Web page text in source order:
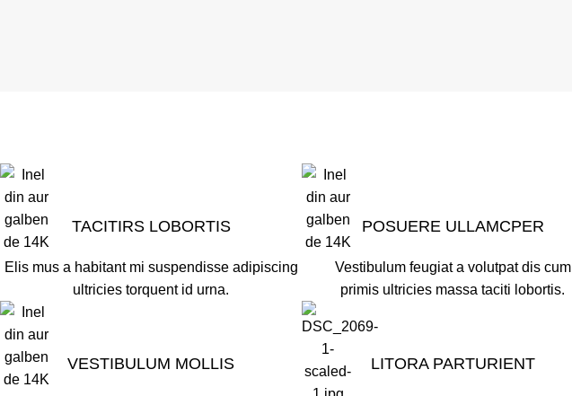
TACITIRS LOBORTIS
Elis mus a habitant mi suspendisse adipiscing
ultricies torquent id urna.
VESTIBULUM MOLLIS
POSUERE ULLAMCPER
Vestibulum feugiat a volutpat dis cum
primis ultricies massa taciti lobortis.
LITORA PARTURIENT